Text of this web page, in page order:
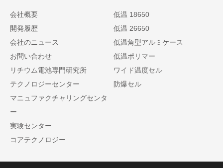
会社概要
開発履歴
会社のニュース
お問い合わせ
リチウム電池専門研究所
テクノロジーセンター
マニュファクチャリングセンタ
ー
実験センター
コアテクノロジー
低温 18650
低温 26650
低温角型アルミケース
低温ポリマー
ワイド温度セル
防爆セル